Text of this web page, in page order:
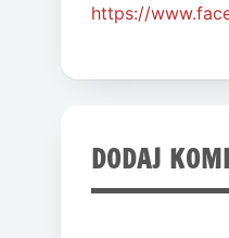
https://
DODAJ